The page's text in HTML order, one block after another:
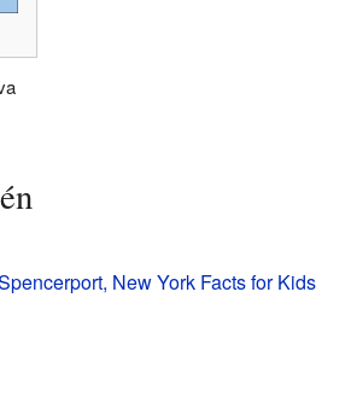
New York Facts for Kids